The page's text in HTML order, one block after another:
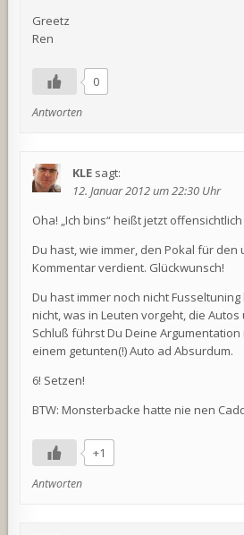
Greetz
Ren
0
Antworten
KLE sagt:
12. Januar 2012 um 22:30 Uhr
Oha! „Ich bins“ heißt jetzt
Du hast, wie immer, den Pokal für
Kommentar verdient. Glückwunsch!
Du hast immer noch nicht
nicht, was in Leuten vorgeht, die
Schluß führst Du Deine Argumentation
einem getunten(!) Auto ad Absurdum.
6! Setzen!
BTW: Monsterbacke hatte nie nen
+1
Antworten